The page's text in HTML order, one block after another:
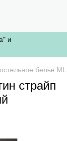
и
белье
страйп